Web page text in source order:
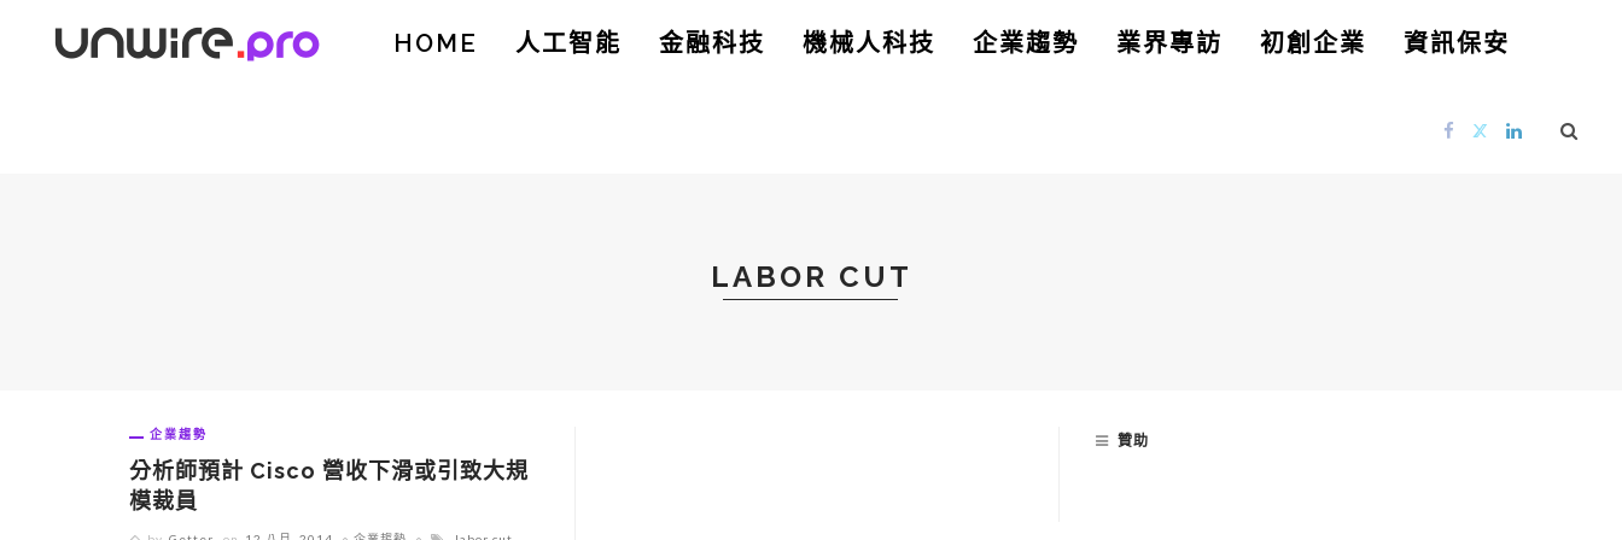
HOME 人工智能 金融科技 機械人科技 企業趨勢 業界專訪 初創企業 資訊保安
LABOR CUT
企業趨勢
分析師預計 Cisco 營收下滑或引致大規
模裁員
贊助